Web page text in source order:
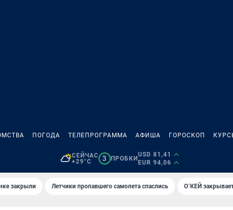
ПОГОДА ТЕЛЕПРОГРАММА АФИША ГОРОСКОП
СЕЙЧАС
+29°C
3 ПРОБКИ
USD 81,41
EUR 94,06
закрыли Летчики пропавшего самолета спаслись О`КЕЙ